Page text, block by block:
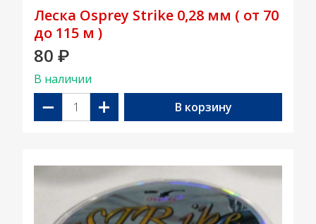
Леска Osprey Strike 0,28 мм ( от 70
до 115 м )
80 ₽
В наличии
− + В корзину